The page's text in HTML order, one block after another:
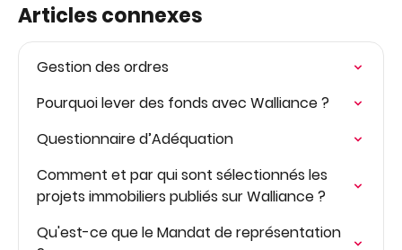
Articles connexes
Gestion des ordres
Pourquoi lever des fonds avec Walliance ?
Questionnaire d’Adéquation
Comment et par qui sont sélectionnés les
projets immobiliers publiés sur Walliance ?
Qu'est-ce que le Mandat de représentation